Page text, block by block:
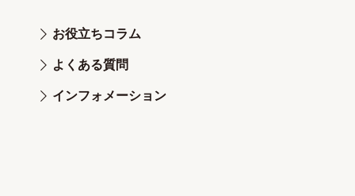
お役立ちコラム
よくある質問
インフォメーション